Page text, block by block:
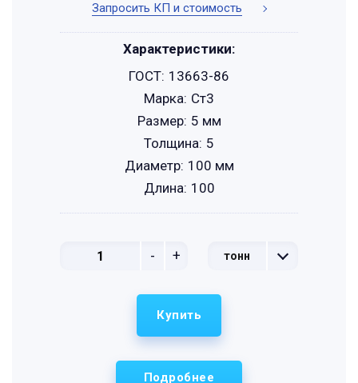
Запросить КП и стоимость
- + тонн
Характеристики:
ГОСТ: 13663-86
Марка: Ст3
Размер: 5 мм
Толщина: 5
Диаметр: 100 мм
Длина: 100
Подробнее
Купить